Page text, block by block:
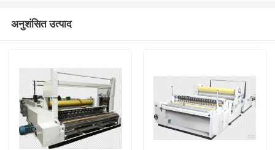
अनुशंसित उत्पाद